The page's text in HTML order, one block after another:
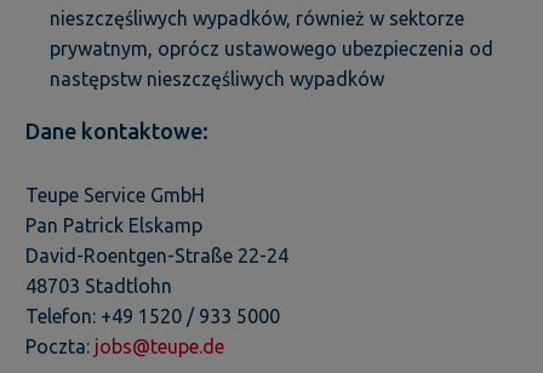
nieszczęśliwych wypadków, również w sektorze
prywatnym, oprócz ustawowego ubezpieczenia od
następstw nieszczęśliwych wypadków
Dane kontaktowe:
Teupe Service GmbH
Pan Patrick Elskamp
David-Roentgen-Straße 22-24
48703 Stadtlohn
Telefon: +49 1520 / 933 5000
Poczta: jobs@teupe.de